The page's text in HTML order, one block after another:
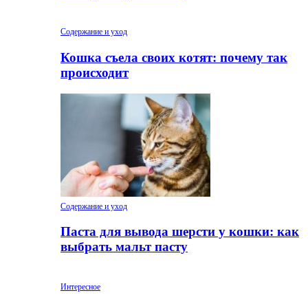
Содержание и уход
Кошка съела своих котят: почему так
происходит
Содержание и уход
Паста для вывода шерсти у кошки: как
выбрать мальт пасту
Интересное